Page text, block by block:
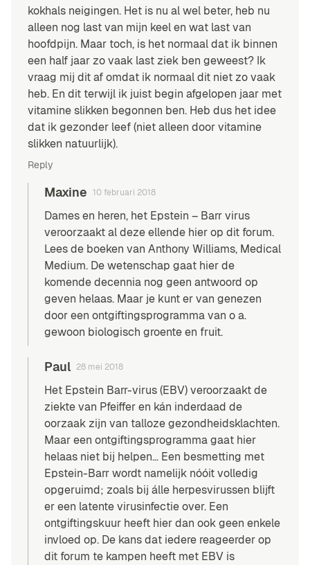
kokhals neigingen. Het is nu al wel beter, heb nu
alleen nog last van mijn keel en wat last van
hoofdpijn. Maar toch, is het normaal dat ik binnen
een half jaar zo vaak last ziek ben geweest? Ik
vraag mij dit af omdat ik normaal dit niet zo vaak
heb. En dit terwijl ik juist begin afgelopen jaar met
vitamine slikken begonnen ben. Heb dus het idee
dat ik gezonder leef (niet alleen door vitamine
slikken natuurlijk).
Reply
Maxine 10 februari 2018
Dames en heren, het Epstein – Barr virus
veroorzaakt al deze ellende hier op dit forum.
Lees de boeken van Anthony Williams, Medical
Medium. De wetenschap gaat hier de
komende decennia nog geen antwoord op
geven helaas. Maar je kunt er van genezen
door een ontgiftingsprogramma van o a.
gewoon biologisch groente en fruit.
Paul 28 mei 2018
Het Epstein Barr-virus (EBV) veroorzaakt de
ziekte van Pfeiffer en kán inderdaad de
oorzaak zijn van talloze gezondheidsklachten.
Maar een ontgiftingsprogramma gaat hier
helaas niet bij helpen… Een besmetting met
Epstein-Barr wordt namelijk nóóit volledig
opgeruimd; zoals bij álle herpesvirussen blijft
er een latente virusinfectie over. Een
ontgiftingskuur heeft hier dan ook geen enkele
invloed op. De kans dat iedere reageerder op
dit forum te kampen heeft met EBV is